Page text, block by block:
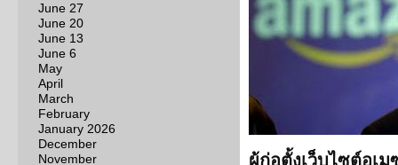
June 27
June 20
June 13
June 6
May
April
March
February
January 2026
December
November
ผู้ก่อตั้งเว็บไซต์อเ